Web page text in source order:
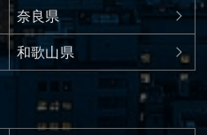
奈良県
和歌山県